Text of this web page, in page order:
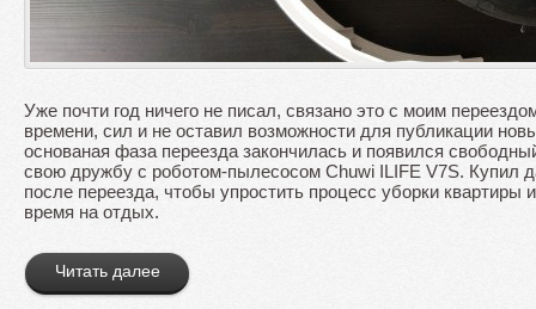
Уже почти год ничего не писал, связано это с моим
времени, сил и не оставил возможности для публикации
основаная фаза переезда закончилась и появился
свою дружбу с роботом-пылесосом Chuwi ILIFE V7S. Купил
после переезда, чтобы упростить процесс уборки квартиры
время на отдых.
Читать далее